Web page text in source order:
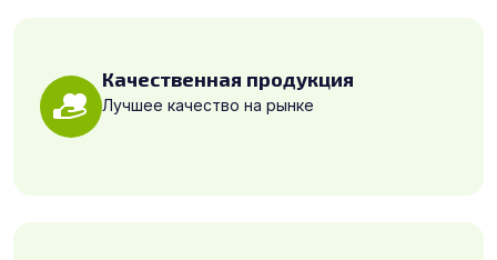
Качественная продукция
Лучшее качество на рынке